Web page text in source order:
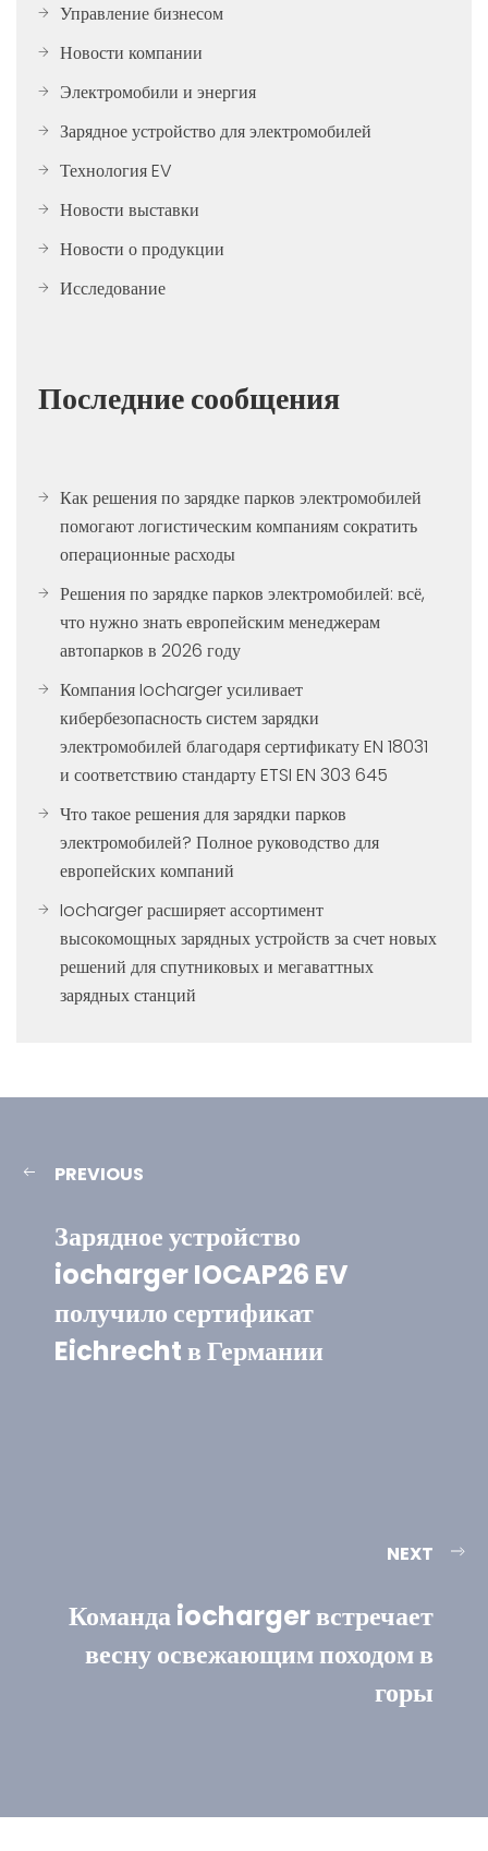
Управление бизнесом
Новости компании
Электромобили и энергия
Зарядное устройство для электромобилей
Технология EV
Новости выставки
Новости о продукции
Исследование
Последние сообщения
Как решения по зарядке парков электромобилей
помогают логистическим компаниям сократить
операционные расходы
Решения по зарядке парков электромобилей: всё,
что нужно знать европейским менеджерам
автопарков в 2026 году
Компания Iocharger усиливает
кибербезопасность систем зарядки
электромобилей благодаря сертификату EN 18031
и соответствию стандарту ETSI EN 303 645
Что такое решения для зарядки парков
электромобилей? Полное руководство для
европейских компаний
Iocharger расширяет ассортимент
высокомощных зарядных устройств за счет новых
решений для спутниковых и мегаваттных
зарядных станций
PREVIOUS
Зарядное устройство
iocharger IOCAP26 EV
получило сертификат
Eichrecht в Германии
NEXT
Команда iocharger встречает
весну освежающим походом в
горы